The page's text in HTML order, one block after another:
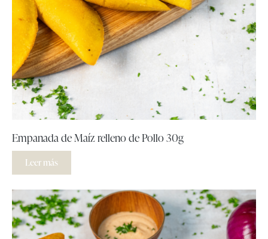
Empanada de Maíz relleno de Pollo 30g
Leer más